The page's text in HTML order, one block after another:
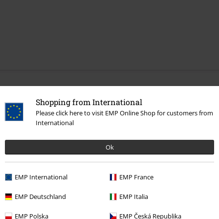
Shopping from International
Please click here to visit EMP Online Shop for customers from
International
Ok
EMP International EMP France
EMP Deutschland EMP Italia
EMP Polska EMP Česká Republika
Band Merch Medien Schallplatten
Medien Vinyl